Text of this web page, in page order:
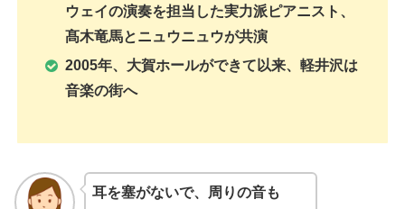
ウェイの演奏を担当した実力派ピアニスト、
髙木竜馬とニュウニュウが共演
2005年、大賀ホールができて以来、軽井沢は
音楽の街へ
耳を塞がないで、周りの音も